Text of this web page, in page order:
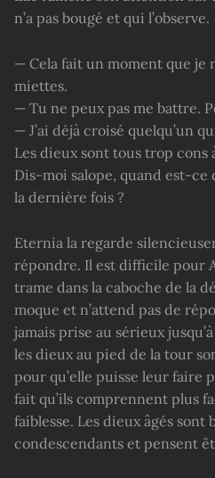
n’a pas bougé et qui l’observe.
— Cela fait un moment que je
miettes.
— Tu ne peux pas me battre.
— J’ai déjà croisé quelqu’un
Les dieux sont tous trop cons
Dis-moi salope, quand est-ce
la dernière fois ?
Eternia la regarde
répondre. Il est difficile pour
trame dans la caboche de la
moque et n’attend pas de
jamais prise au sérieux
les dieux au pied de la tour
pour qu’elle puisse leur faire
fait qu’ils comprennent plus
faiblesse. Les dieux âgés sont
condescendants et pensent